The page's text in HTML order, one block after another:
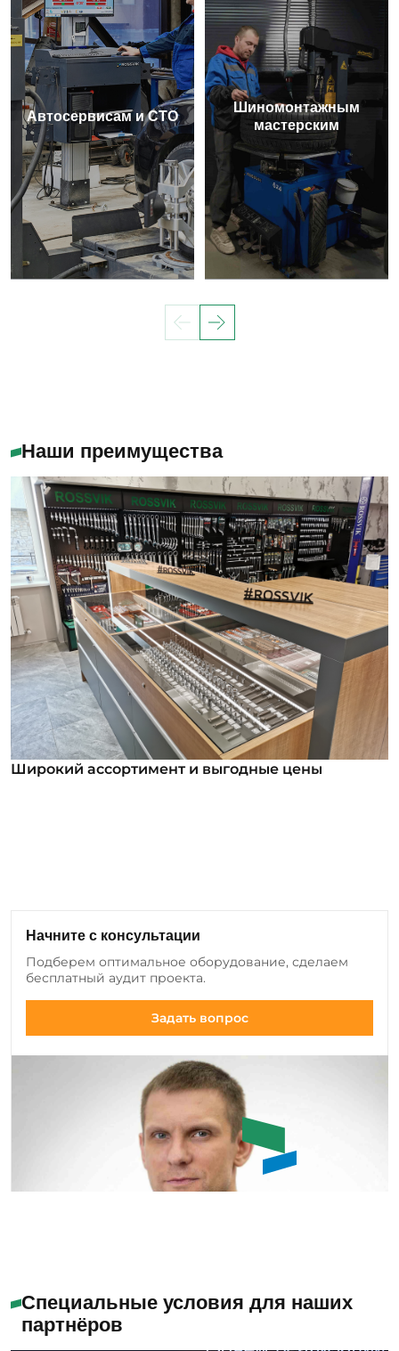
Автосервисам и СТО
Шиномонтажным
мастерским
Наши преимущества
Широкий ассортимент и выгодные цены
добавляем новые позиции оборудования и
инструмента, а также совершенствуем
существующие модели.
Начните с консультации
Подберем оптимальное оборудование, сделаем
бесплатный аудит проекта.
Задать вопрос
Помогу с выбором
Специальные условия для наших
партнёров